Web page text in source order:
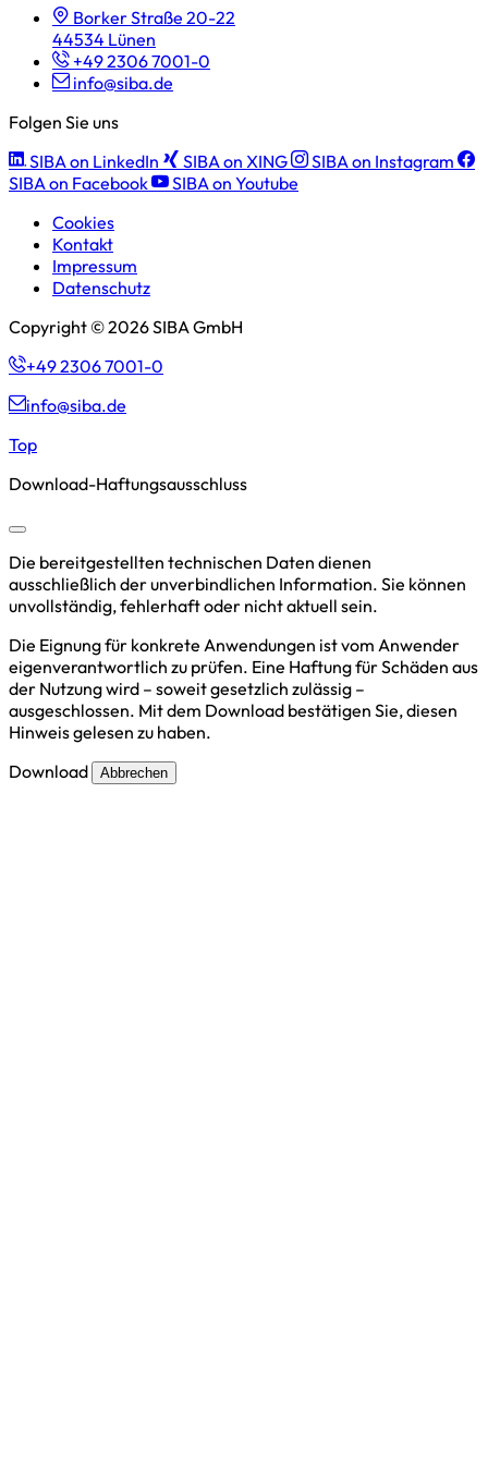
Borker Straße 20-22
44534 Lünen
+49 2306 7001-0
info@siba.de
Folgen Sie uns
SIBA on LinkedIn
SIBA on XING
SIBA on Instagram
SIBA on Facebook
SIBA on Youtube
Cookies
Kontakt
Impressum
Datenschutz
Copyright © 2026 SIBA GmbH
+49 2306 7001-0
info@siba.de
Top
Download-Haftungsausschluss
Die bereitgestellten technischen Daten dienen
ausschließlich der unverbindlichen Information. Sie können
unvollständig, fehlerhaft oder nicht aktuell sein.
Die Eignung für konkrete Anwendungen ist vom Anwender
eigenverantwortlich zu prüfen. Eine Haftung für Schäden aus
der Nutzung wird – soweit gesetzlich zulässig –
ausgeschlossen. Mit dem Download bestätigen Sie, diesen
Hinweis gelesen zu haben.
Download
Abbrechen